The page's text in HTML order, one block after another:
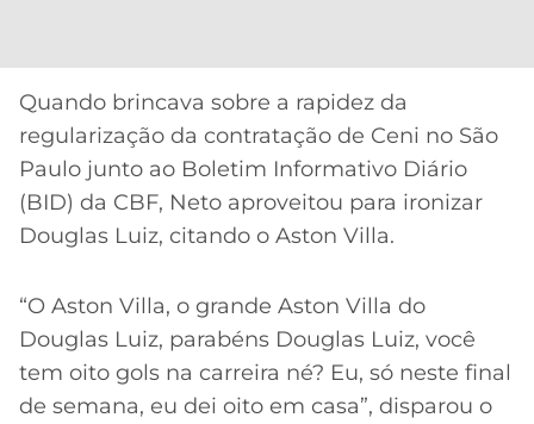
MG
CRUZEIRO
Quando brincava sobre a rapidez da
regularização da contratação de Ceni no São
Paulo junto ao Boletim Informativo Diário
(BID) da CBF, Neto aproveitou para ironizar
Douglas Luiz, citando o Aston Villa.
“O Aston Villa, o grande Aston Villa do
Douglas Luiz, parabéns Douglas Luiz, você
tem oito gols na carreira né? Eu, só neste final
de semana, eu dei oito em casa”, disparou o